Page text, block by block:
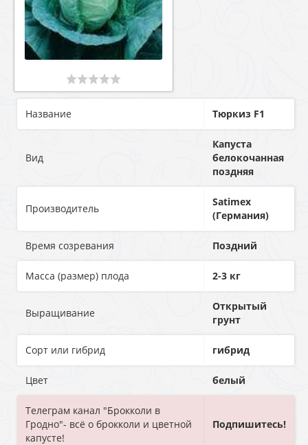
Название Тюркиз F1
Вид
Капуста
белокочанная
поздняя
Производитель
Satimex
(Германия)
Время созревания Поздний
Масса (размер) плода 2-3 кг
Выращивание
Открытый
грунт
Сорт или гибрид гибрид
Цвет белый
Телеграм канал "Брокколи в
Гродно"- всё о брокколи и цветной
капусте!
Подпишитесь!